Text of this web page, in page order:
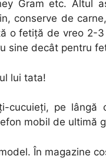
Gram etc. Altul
conserve de
o fetiţă de vreo 2-
sine decât pentru
lui tata!
cucuieţi, pe lângă
mobil de ultimă
În magazine